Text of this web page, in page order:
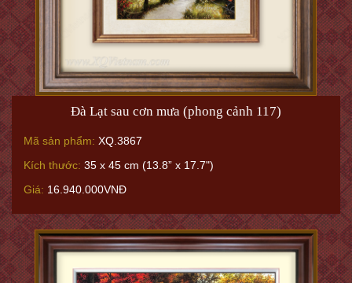
Đà Lạt sau cơn mưa (phong cảnh 117)
Mã sản phẩm: XQ.3867
Kích thước: 35 x 45 cm (13.8” x 17.7")
Giá: 16.940.000VNĐ